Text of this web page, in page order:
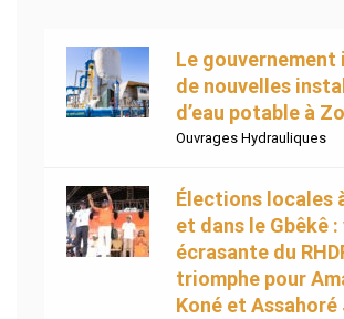
Le gouvernement
de nouvelles
d’eau potable à
Ouvrages Hydrauliques
Élections locales
et dans le Gbêkê
écrasante du
triomphe pour
Koné et